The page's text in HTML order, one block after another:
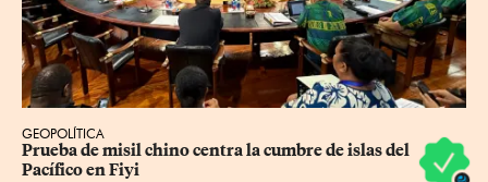
GEOPOLÍTICA
Prueba de misil chino centra la cumbre de islas del
Pacífico en Fiyi